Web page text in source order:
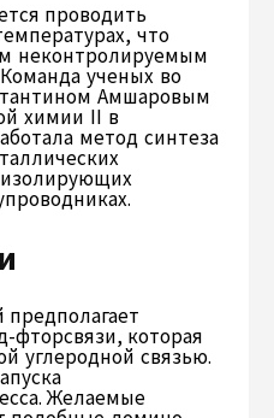
проводить
что
неконтролируемым
ученых во
Амшаровым
химии II в
метод синтеза
изолирующих
фторсвязи, которая
углеродной связью.
Желаемые